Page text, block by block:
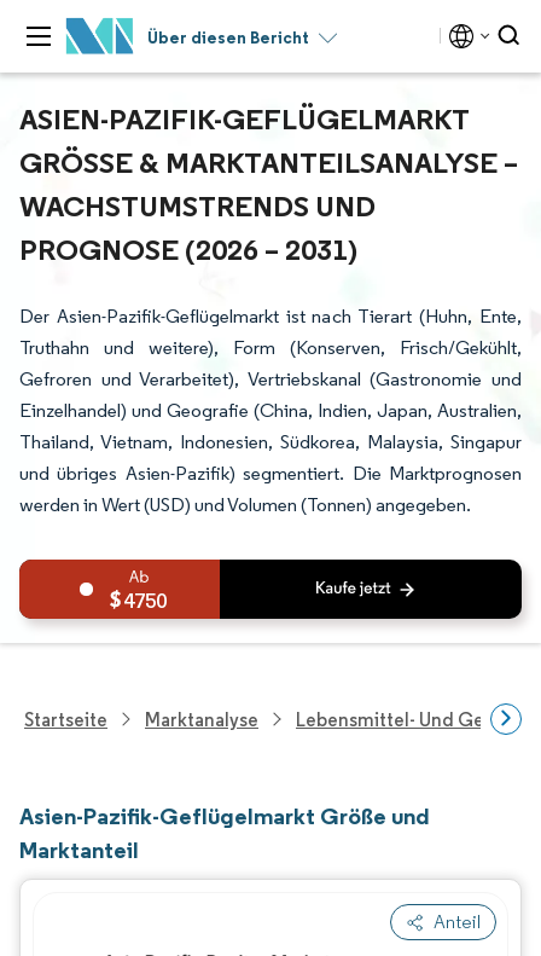
Über diesen Bericht
ASIEN-PAZIFIK-GEFLÜGELMARKT
GRÖSSE & MARKTANTEILSANALYSE – W
ACHSTUMSTRENDS UND P
ROGNOSE (2026 – 2031)
Der Asien-Pazifik-Geflügelmarkt ist nach Tierart (Huhn, Ente,
Truthahn und weitere), Form (Konserven, Frisch/Gekühlt,
Gefroren und Verarbeitet), Vertriebskanal (Gastronomie und
Einzelhandel) und Geografie (China, Indien, Japan, Australien,
Thailand, Vietnam, Indonesien, Südkorea, Malaysia, Singapur
und übriges Asien-Pazifik) segmentiert. Die Marktprognosen
werden in Wert (USD) und Volumen (Tonnen) angegeben.
4750
Startseite Marktanalyse Lebensmittel- Und
Asien-Pazifik-Geflügelmarkt Größe und
Marktanteil
Anteil